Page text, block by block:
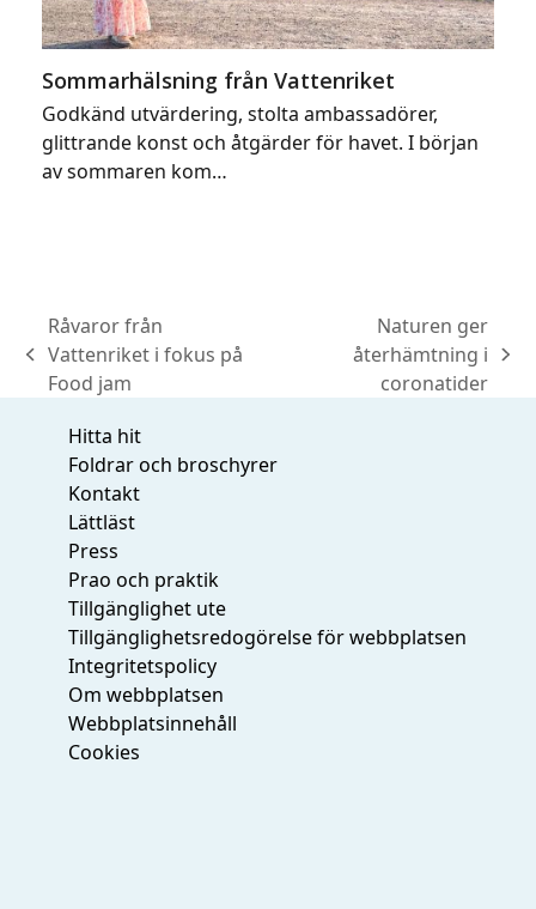
Sommarhälsning från Vattenriket
Godkänd utvärdering, stolta ambassadörer,
glittrande konst och åtgärder för havet. I början
av sommaren kom…
previous
post:
Råvaror från
Vattenriket i fokus på
Food jam
Naturen ger
återhämtning i
coronatider
Hitta hit
Foldrar och broschyrer
Kontakt
Lättläst
Press
Prao och praktik
Tillgänglighet ute
Tillgänglighetsredogörelse för webbplatsen
Integritetspolicy
Om webbplatsen
Webbplatsinnehåll
Cookies